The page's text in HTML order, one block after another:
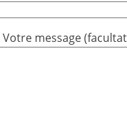
Votre message